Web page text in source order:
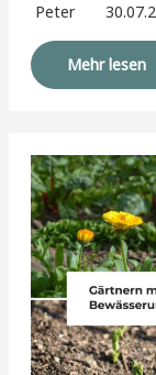
Peter
Mehr lesen